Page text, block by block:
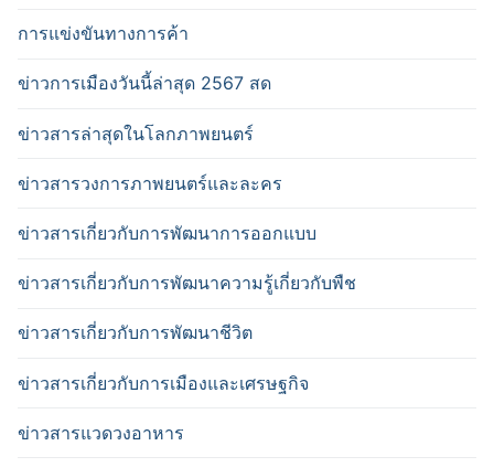
การแข่งขันทางการค้า
ข่าวการเมืองวันนี้ล่าสุด 2567 สด
ข่าวสารล่าสุดในโลกภาพยนตร์
ข่าวสารวงการภาพยนตร์และละคร
ข่าวสารเกี่ยวกับการพัฒนาการออกแบบ
ข่าวสารเกี่ยวกับการพัฒนาความรู้เกี่ยวกับพืช
ข่าวสารเกี่ยวกับการพัฒนาชีวิต
ข่าวสารเกี่ยวกับการเมืองและเศรษฐกิจ
ข่าวสารแวดวงอาหาร